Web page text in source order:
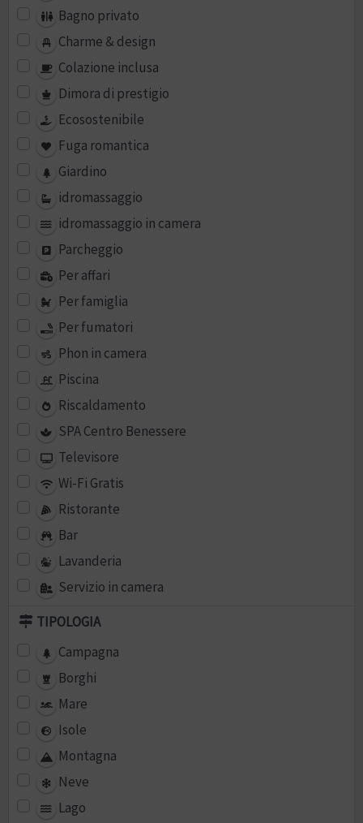
Bagno privato
Charme & design
Colazione inclusa
Dimora di prestigio
Ecosostenibile
Fuga romantica
Giardino
idromassaggio
idromassaggio in camera
Parcheggio
Per affari
Per famiglia
Per fumatori
Phon in camera
Piscina
Riscaldamento
SPA Centro Benessere
Televisore
Wi-Fi Gratis
Ristorante
Bar
Lavanderia
Servizio in camera
TIPOLOGIA
Campagna
Borghi
Mare
Isole
Montagna
Neve
Lago